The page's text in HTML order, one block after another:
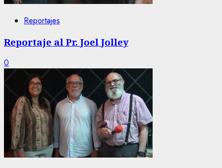
Reportajes
Reportaje al Pr. Joel Jolley
0